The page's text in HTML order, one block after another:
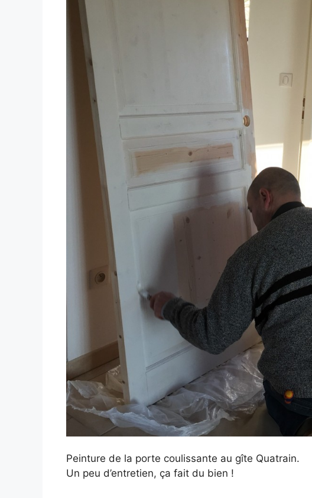
Peinture de la porte coulissante au gîte Quatrain.
Un peu d’entretien, ça fait du bien !